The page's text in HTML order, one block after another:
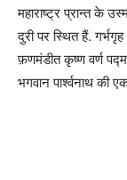
महाराष्ट्र प्रान्त के
दुरी पर स्थित हैं.
फ़णमंडीत कृष्ण वर्ण
भगवान पार्श्वनाथ की